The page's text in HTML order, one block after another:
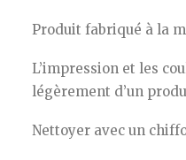
Produit fabriqué à la
L’impression et les
légèrement d’un
Nettoyer avec un